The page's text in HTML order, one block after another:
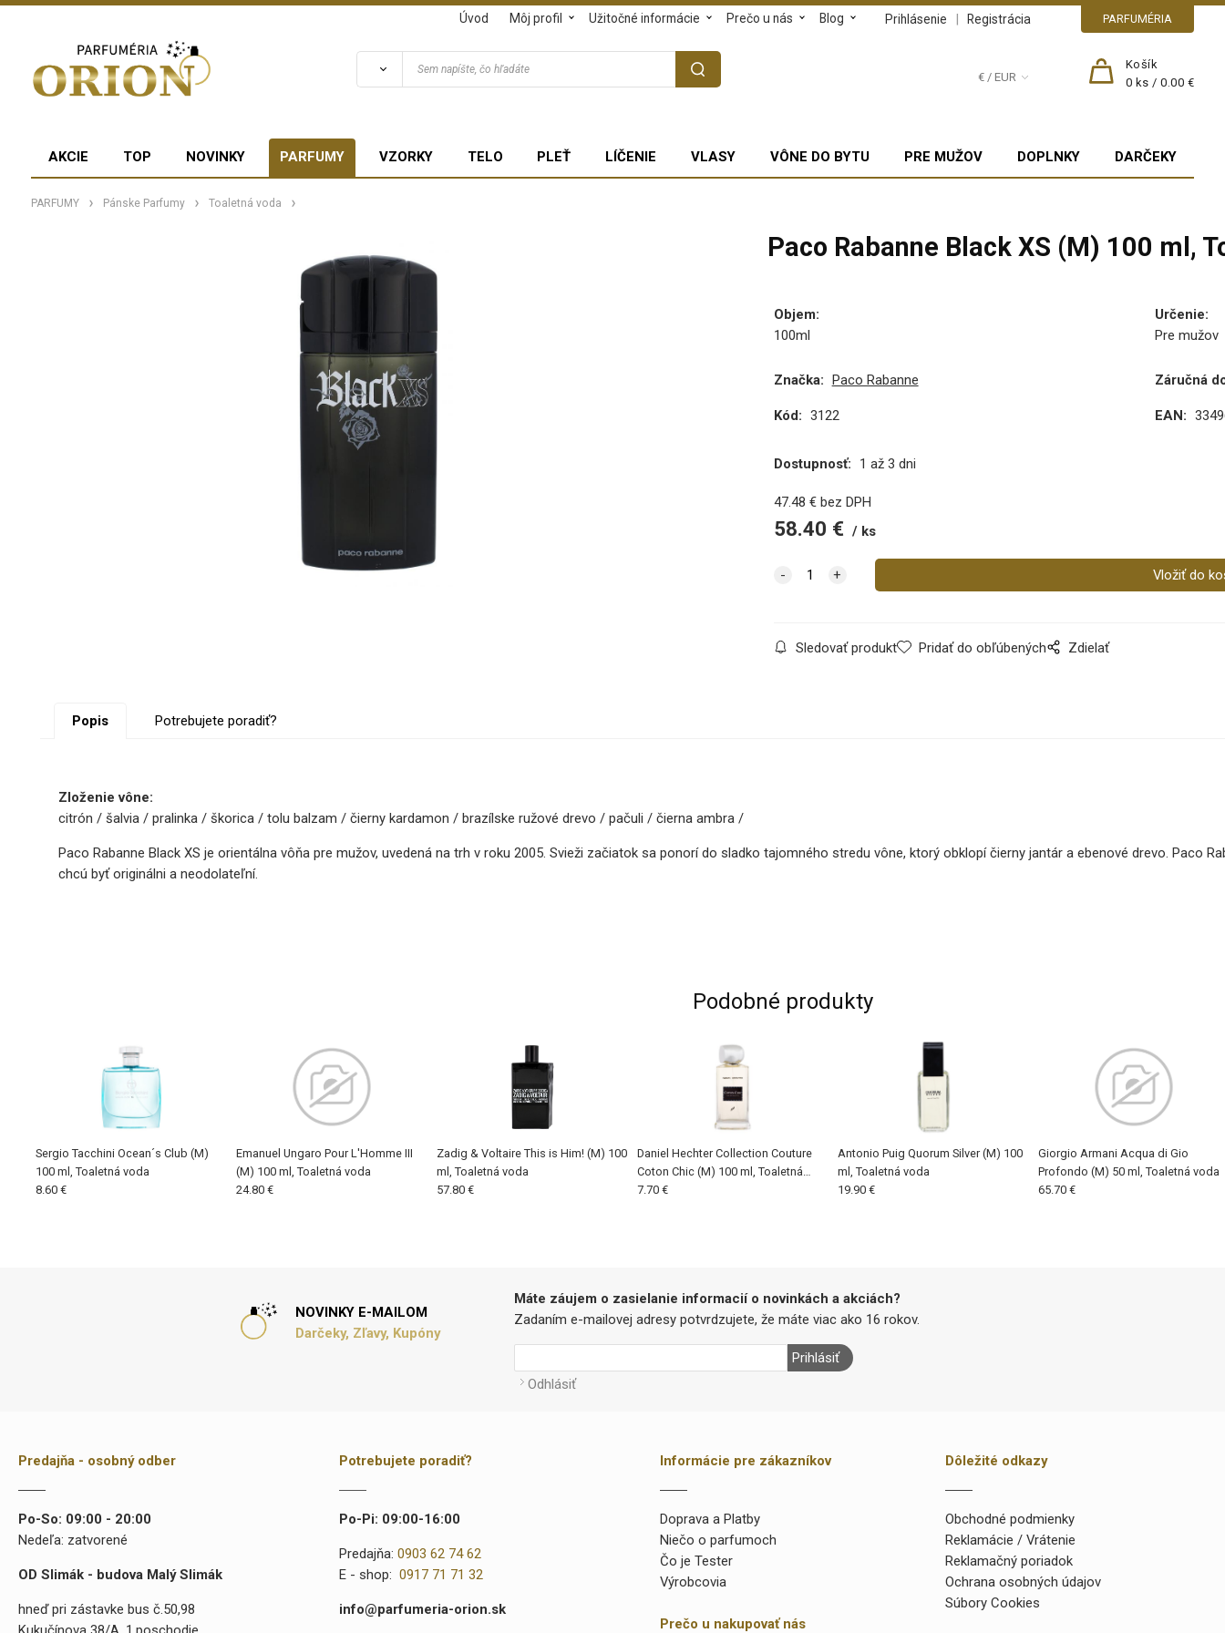
PARFUMÉRIA
Prihlásenie | Registrácia
Úvod Môj profil Užitočné informácie Prečo u nás Blog
€ / EUR
Košík
0 ks /0.00 €
AKCIE TOP NOVINKY PARFUMY VZORKY TELO PLEŤ LÍČENIE VLASY VÔNE DO BYTU PRE MUŽOV DOPLNKY DARČEKY
PARFUMY Pánske Parfumy Toaletná voda
Paco Rabanne Black XS (M) 100 ml,
Objem:
100ml
Určenie:
Pre mužov
Značka: Paco Rabanne Záručná
Kód: 3122 EAN:
Dostupnosť: 1 až 3 dni
47.48 € bez DPH
58.40 € ks
Sledovať produkt Pridať do obľúbených Zdielať
Popis Potrebujete poradiť?
Zloženie vône:
citrón / šalvia / pralinka / škorica / tolu balzam / čierny kardamon / brazílske ružové drevo / pačuli / čierna ambra /
Paco Rabanne Black XS je orientálna vôňa pre mužov, uvedená na trh v roku 2005. Svieži začiatok sa ponorí do sladko tajomného stredu vône, ktorý obklopí čierny jantár a ebenové drevo. Paco
chcú byť originálni a neodolateľní.
Podobné produkty
Sergio Tacchini Ocean´s Club (M)
100 ml, Toaletná voda
8.60 €
Emanuel Ungaro Pour L'Homme III
(M) 100 ml, Toaletná voda
24.80 €
Zadig & Voltaire This is Him! (M) 100
ml, Toaletná voda
57.80 €
Daniel Hechter Collection Couture
Coton Chic (M) 100 ml, Toaletná
voda
7.70 €
Antonio Puig Quorum Silver (M) 100
ml, Toaletná voda
19.90 €
Giorgio Armani Acqua di Gio
Profondo (M) 50 ml, Toaletná voda
65.70 €
NOVINKY E-MAILOM
Darčeky, Zľavy, Kupóny
Máte záujem o zasielanie informacií o novinkách a akciách?
Zadaním e-mailovej adresy potvrdzujete, že máte viac ako 16 rokov.
Prihlásiť
Odhlásiť
Predajňa - osobný odber
Po-So: 09:00 - 20:00
Nedeľa: zatvorené
OD Slimák - budova Malý Slimák
hneď pri zástavke bus č.50,98
Potrebujete poradiť?
Po-Pi: 09:00-16:00
Predajňa:0903 62 74 62
E - shop:0917 71 71 32
info@parfumeria-orion.sk
Informácie pre zákazníkov
Doprava a Platby
Niečo o parfumoch
Čo je Tester
Výrobcovia
Prečo u nakupovať nás
Dôležité odkazy
Obchodné podmienky
Reklamácie / Vrátenie
Reklamačný poriadok
Ochrana osobných údajov
Súbory Cookies